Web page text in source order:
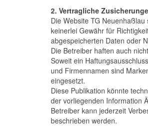
2. Vertragliche
Die Website TG
keinerlei Gewähr für
abgespeicherten Daten oder
Die Betreiber haften auch
Soweit ein
und Firmennamen sind
eingesetzt.
Diese Publikation könnte
der vorliegenden Information
Betreiber kann jederzeit
beschrieben werden.